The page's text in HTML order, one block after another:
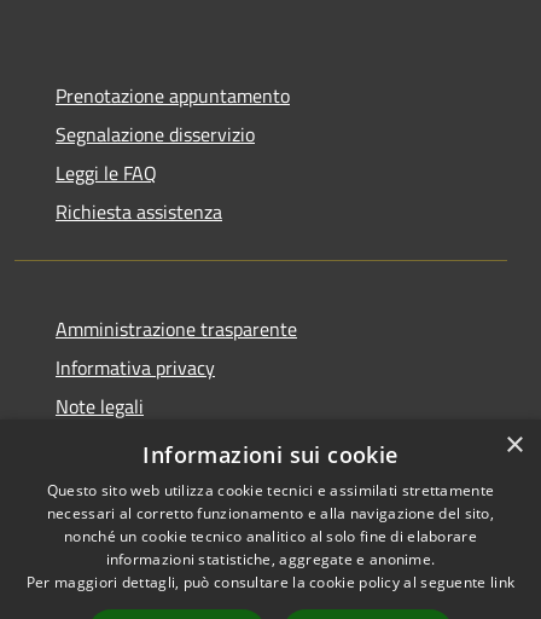
Prenotazione appuntamento
Segnalazione disservizio
Leggi le FAQ
Richiesta assistenza
Amministrazione trasparente
Informativa privacy
Note legali
Dichiarazione di accessibilità
Accessibilità
Copyright © 2026 • Comune di
Ciminà • Powered by
×
Informazioni sui cookie
Questo sito web utilizza cookie tecnici e assimilati strettamente
necessari al corretto funzionamento e alla navigazione del sito,
nonché un cookie tecnico analitico al solo fine di elaborare
informazioni statistiche, aggregate e anonime.
Per maggiori dettagli, può consultare la cookie policy al seguente link